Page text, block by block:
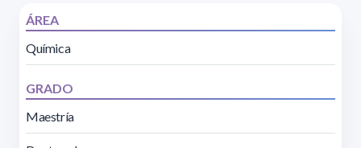
ÁREA
Química
GRADO
Maestría